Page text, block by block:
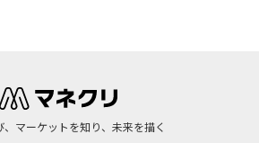
、マーケットを知り、未来を描く